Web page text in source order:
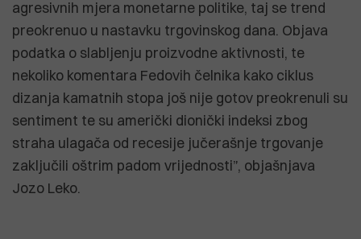
agresivnih mjera monetarne politike, taj se trend
preokrenuo u nastavku trgovinskog dana. Objava
podatka o slabljenju proizvodne aktivnosti, te
nekoliko komentara Fedovih čelnika kako ciklus
dizanja kamatnih stopa još nije gotov preokrenuli su
sentiment te su američki dionički indeksi zbog
straha ulagača od recesije jučerašnje trgovanje
zaključili oštrim padom vrijednosti”, objašnjava
Jozo Leko.